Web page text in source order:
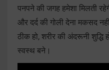
पनपने की जगह हमेशा मिलती
और दर्द की गोली देना मकसद
ठीक हो, शरीर की अंदरूनी
स्वस्थ बने।